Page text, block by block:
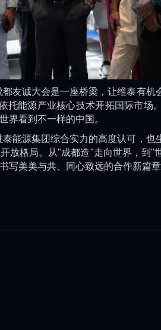
诚大会是一座桥梁，让维泰有机
托能源产业核心技术开拓国际市
界看到不一样的中国。
源集团综合实力的高度认可，也
放格局。从"成都造"走向世界，
写美美与共、同心致远的合作新篇章